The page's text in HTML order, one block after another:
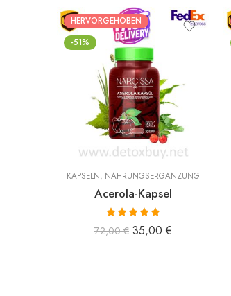
HERVORGEHOBEN
-51%
KAPSELN, NAHRUNGSERGÄNZUNG
Acerola-Kapsel
Bewertet mit
5.00 von 5
72,00€ 35,00 €